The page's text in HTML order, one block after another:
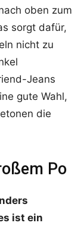
oben zum
sorgt dafür,
nicht zu
Jeans
gute Wahl,
die
Po
ist ein